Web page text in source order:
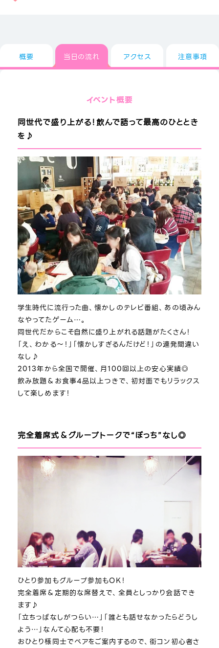
概要 当日の流れ アクセス 注意事項
イベント概要
同世代で盛り上がる！飲んで語って最高のひととき
を♪
学生時代に流行った曲、懐かしのテレビ番組、あの頃みん
なやってたゲーム…。
同世代だからこそ自然に盛り上がれる話題がたくさん！
「え、わかる～！」「懐かしすぎるんだけど！」の連発間違い
なし♪
2013年から全国で開催、月100回以上の安心実績◎
飲み放題＆お食事4品以上つきで、初対面でもリラックス
して楽しめます！
完全着席式＆グループトークで“ぼっち”なし◎
ひとり参加もグループ参加もOK！
完全着席＆定期的な席替えで、全員としっかり会話でき
ます♪
「立ちっぱなしがつらい…」「誰とも話せなかったらどうし
よう…」なんて心配も不要！
おひとり様同士でペアをご案内するので、街コン初心者さ